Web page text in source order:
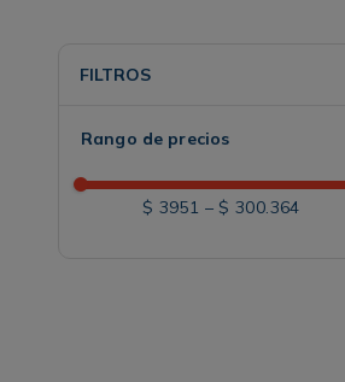
FILTROS
Rango de precios
$ 3951 – $ 300.364